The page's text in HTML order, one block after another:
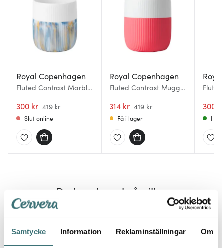
Samtycke Information Reklaminställningar Om
Royal Copenhagen
Fluted Contrast Marble
300 kr 419 kr
Slut online
Royal Copenhagen
Fluted Contrast Mugg
314 kr 419 kr
Få i lager
300
I
Du kanske också gillar
40% 40%